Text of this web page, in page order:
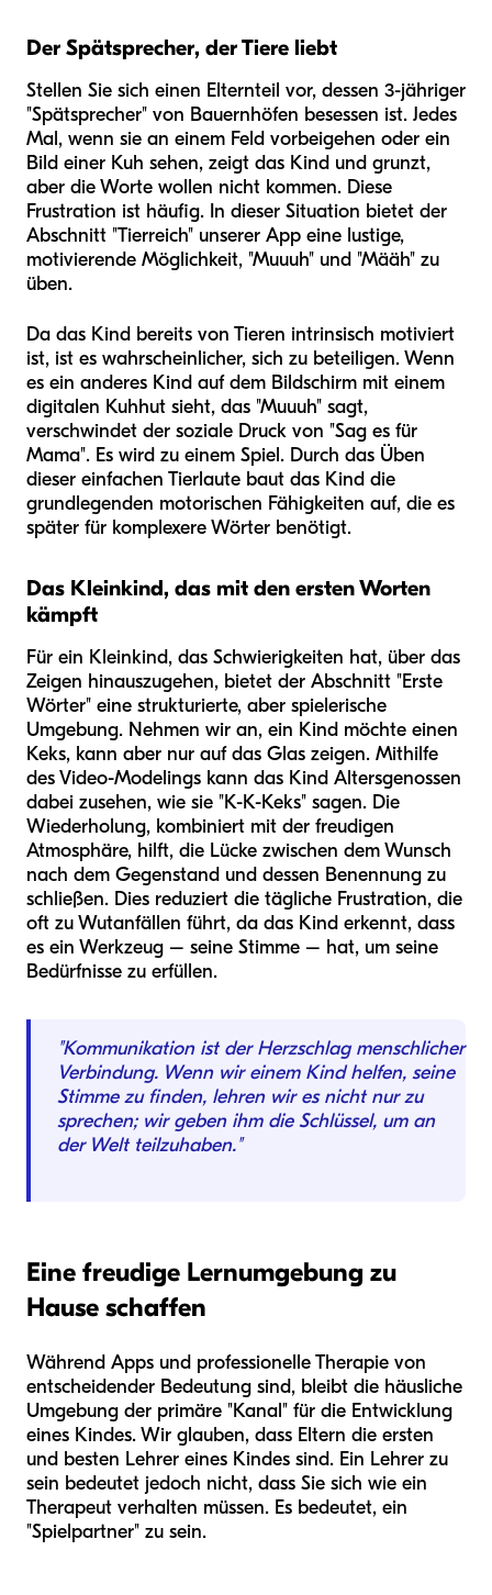
Der Spätsprecher, der Tiere liebt
Stellen Sie sich einen Elternteil vor, dessen 3-jähriger
"Spätsprecher" von Bauernhöfen besessen ist. Jedes
Mal, wenn sie an einem Feld vorbeigehen oder ein
Bild einer Kuh sehen, zeigt das Kind und grunzt,
aber die Worte wollen nicht kommen. Diese
Frustration ist häufig. In dieser Situation bietet der
Abschnitt "Tierreich" unserer App eine lustige,
motivierende Möglichkeit, "Muuuh" und "Määh" zu
üben.
Da das Kind bereits von Tieren intrinsisch motiviert
ist, ist es wahrscheinlicher, sich zu beteiligen. Wenn
es ein anderes Kind auf dem Bildschirm mit einem
digitalen Kuhhut sieht, das "Muuuh" sagt,
verschwindet der soziale Druck von "Sag es für
Mama". Es wird zu einem Spiel. Durch das Üben
dieser einfachen Tierlaute baut das Kind die
grundlegenden motorischen Fähigkeiten auf, die es
später für komplexere Wörter benötigt.
Das Kleinkind, das mit den ersten Worten
kämpft
Für ein Kleinkind, das Schwierigkeiten hat, über das
Zeigen hinauszugehen, bietet der Abschnitt "Erste
Wörter" eine strukturierte, aber spielerische
Umgebung. Nehmen wir an, ein Kind möchte einen
Keks, kann aber nur auf das Glas zeigen. Mithilfe
des Video-Modelings kann das Kind Altersgenossen
dabei zusehen, wie sie "K-K-Keks" sagen. Die
Wiederholung, kombiniert mit der freudigen
Atmosphäre, hilft, die Lücke zwischen dem Wunsch
nach dem Gegenstand und dessen Benennung zu
schließen. Dies reduziert die tägliche Frustration, die
oft zu Wutanfällen führt, da das Kind erkennt, dass
es ein Werkzeug – seine Stimme – hat, um seine
Bedürfnisse zu erfüllen.
"Kommunikation ist der Herzschlag menschlicher
Verbindung. Wenn wir einem Kind helfen, seine
Stimme zu finden, lehren wir es nicht nur zu
sprechen; wir geben ihm die Schlüssel, um an
der Welt teilzuhaben."
Eine freudige Lernumgebung zu
Hause schaffen
Während Apps und professionelle Therapie von
entscheidender Bedeutung sind, bleibt die häusliche
Umgebung der primäre "Kanal" für die Entwicklung
eines Kindes. Wir glauben, dass Eltern die ersten
und besten Lehrer eines Kindes sind. Ein Lehrer zu
sein bedeutet jedoch nicht, dass Sie sich wie ein
Therapeut verhalten müssen. Es bedeutet, ein
"Spielpartner" zu sein.